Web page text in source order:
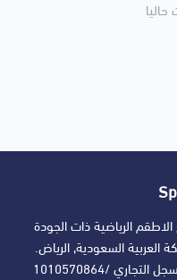
الرياضية ذات الجودة
العربية السعودية, الرياض.
/1010570864